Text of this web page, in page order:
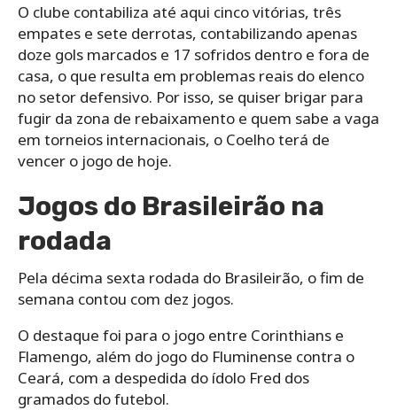
O clube contabiliza até aqui cinco vitórias, três
empates e sete derrotas, contabilizando apenas
doze gols marcados e 17 sofridos dentro e fora de
casa, o que resulta em problemas reais do elenco
no setor defensivo. Por isso, se quiser brigar para
fugir da zona de rebaixamento e quem sabe a vaga
em torneios internacionais, o Coelho terá de
vencer o jogo de hoje.
Jogos do Brasileirão na
rodada
Pela décima sexta rodada do Brasileirão, o fim de
semana contou com dez jogos.
O destaque foi para o jogo entre Corinthians e
Flamengo, além do jogo do Fluminense contra o
Ceará, com a despedida do ídolo Fred dos
gramados do futebol.